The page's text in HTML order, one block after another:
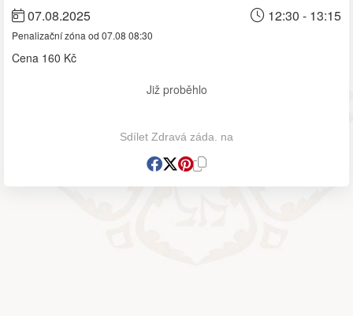
07.08.2025 12:30 - 13:15
Penalizační zóna od 07.08 08:30
Cena 160 Kč
Již proběhlo
Sdílet Zdravá záda. na